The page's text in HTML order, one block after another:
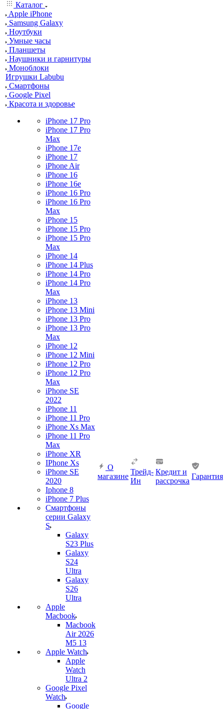
Каталог
Apple iPhone
Samsung Galaxy
Ноутбуки
Умные часы
Планшеты
Наушники и гарнитуры
Моноблоки
Игрушки Labubu
Смартфоны
Google Pixel
Красота и здоровье
iPhone 17 Pro
iPhone 17 Pro
Max
iPhone 17e
iPhone 17
iPhone Air
iPhone 16
iPhone 16e
iPhone 16 Pro
iPhone 16 Pro
Max
iPhone 15
iPhone 15 Pro
iPhone 15 Pro
Max
iPhone 14
iPhone 14 Plus
iPhone 14 Pro
iPhone 14 Pro
Max
iPhone 13
iPhone 13 Mini
iPhone 13 Pro
iPhone 13 Pro
Max
iPhone 12
iPhone 12 Mini
iPhone 12 Pro
iPhone 12 Pro
Max
iPhone SE
2022
iPhone 11
iPhone 11 Pro
iPhone Xs Max
iPhone 11 Pro
Max
iPhone XR
IPhone Xs
iPhone SE
2020
Iphone 8
iPhone 7 Plus
Смартфоны
серии Galaxy
S
Galaxy
S23 Plus
Galaxy
S24
Ultra
Galaxy
S26
Ultra
Apple
Macbook
Macbook
Air 2026
M5 13
Apple Watch
Apple
Watch
Ultra 2
Google Pixel
Watch
Google
О
магазине
Трейд-
Ин
Кредит и
рассрочка
Гарантия